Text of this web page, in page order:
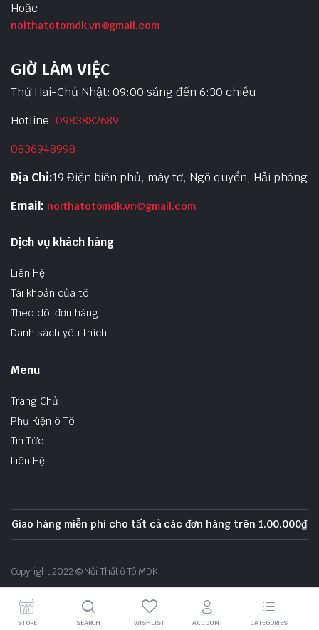
Hoặc
noithatotomdk.vn@gmail.com
GIỜ LÀM VIỆC
Thứ Hai-Chủ Nhật: 09:00 sáng đến 6:30 chiều
Hotline: 0983882689
0836948998
Địa Chỉ:19 Điện biên phủ, máy tơ, Ngô quyền, Hải phòng
Email: noithatotomdk.vn@gmail.com
Dịch vụ khách hàng
Liên Hệ
Tài khoản của tôi
Theo dõi đơn hàng
Danh sách yêu thích
Menu
Trang Chủ
Phụ Kiện ô Tô
Tin Tức
Liên Hệ
Giao hàng miễn phí cho tất cả các đơn hàng trên 1.00.000₫
Copyright 2022 © Nội Thất ô Tô MDK
STORE SEARCH WISHLIST ACCOUNT CATEGORIES